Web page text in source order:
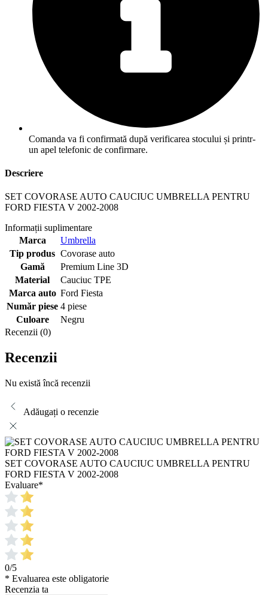
Comanda va fi confirmată după verificarea stocului și printr-
un apel telefonic de confirmare.
Descriere
SET COVORASE AUTO CAUCIUC UMBRELLA PENTRU
FORD FIESTA V 2002-2008
Informații suplimentare
Marca
Umbrella
Tip produs Covorase auto
Gamă
Premium Line 3D
Material
Cauciuc TPE
Marca auto Ford Fiesta
Număr piese 4 piese
Culoare
Negru
Recenzii (0)
Recenzii
Nu există încă recenzii
Adăugați o recenzie
SET COVORASE AUTO CAUCIUC UMBRELLA PENTRU
FORD FIESTA V 2002-2008
Evaluare*
0/5
* Evaluarea este obligatorie
Recenzia ta